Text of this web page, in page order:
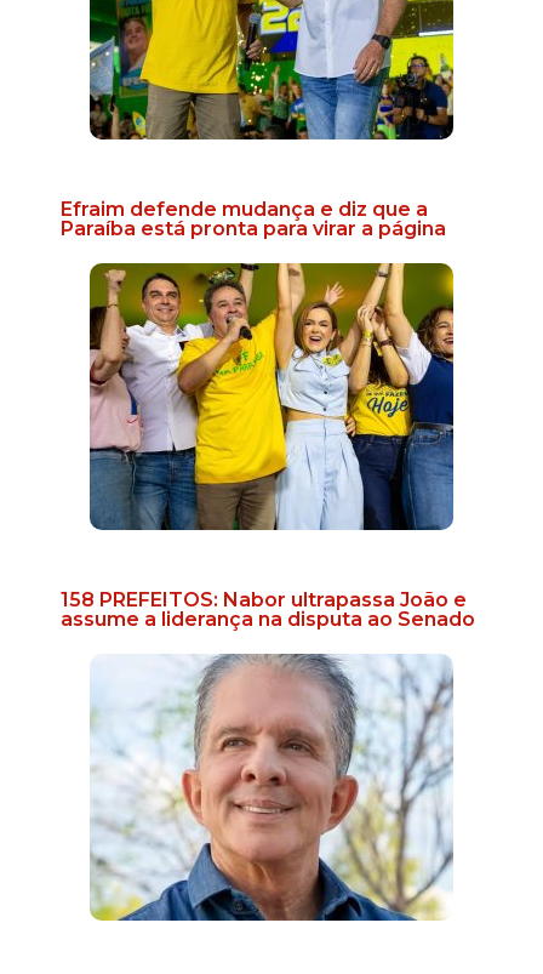
Efraim defende mudança e diz que a
Paraíba está pronta para virar a página
158 PREFEITOS: Nabor ultrapassa João e
assume a liderança na disputa ao Senado